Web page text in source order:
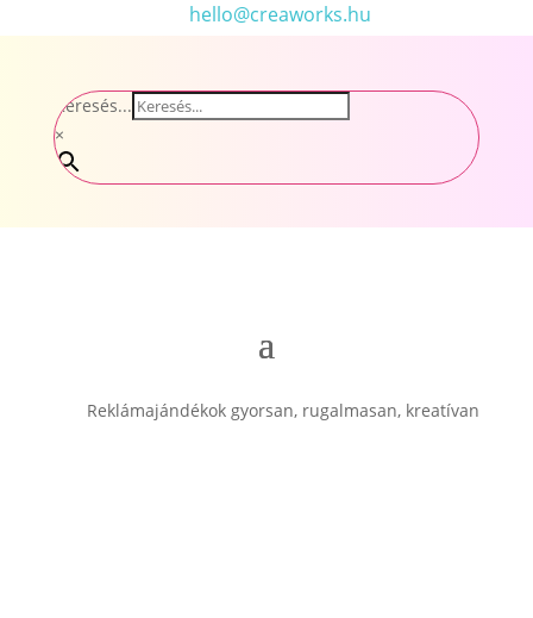
hello@creaworks.hu
Keresés...
×
Reklámajándékok gyorsan, rugalmasan, kreatívan